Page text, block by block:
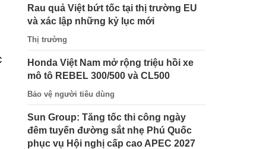
Rau quả Việt bứt tốc tại thị trường EU
và xác lập những kỷ lục mới
Thị trường
Honda Việt Nam mở rộng triệu hồi xe
mô tô REBEL 300/500 và CL500
Bảo vệ người tiêu dùng
Sun Group: Tăng tốc thi công ngày
đêm tuyến đường sắt nhẹ Phú Quốc
phục vụ Hội nghị cấp cao APEC 2027